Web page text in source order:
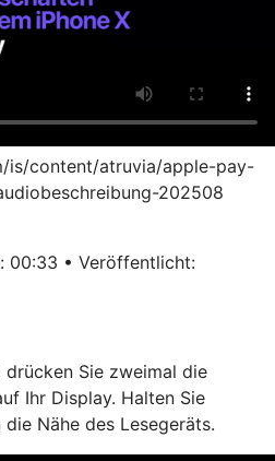
is/content/atruvia/apple-pay-
202508
00:33 • Veröffentlicht:
drücken Sie zweimal die
Ihr Display. Halten Sie
Nähe des Lesegeräts.